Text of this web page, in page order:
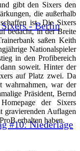
- Berlin
#10: Niederlage
gibt den Sixers den
die außerhalb
ist. Die Sixers
bedacht, in der Breite
saßen Keith
Nationalspieler
in den Profibereich
soweit. Hinter der
auf Platz zwei. Da
wahrnahmen, war der
Präsident, Bernd
der Sixers
gravierenden Auflagen
erhalten haben.